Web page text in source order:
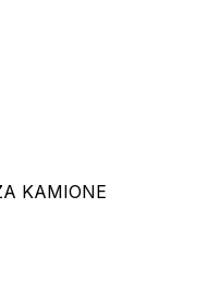
KAMIONE